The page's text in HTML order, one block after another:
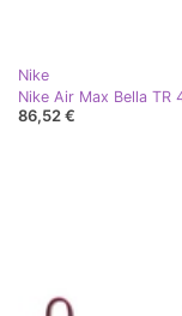
Nike
Nike Air Max Bella TR
86,52 €